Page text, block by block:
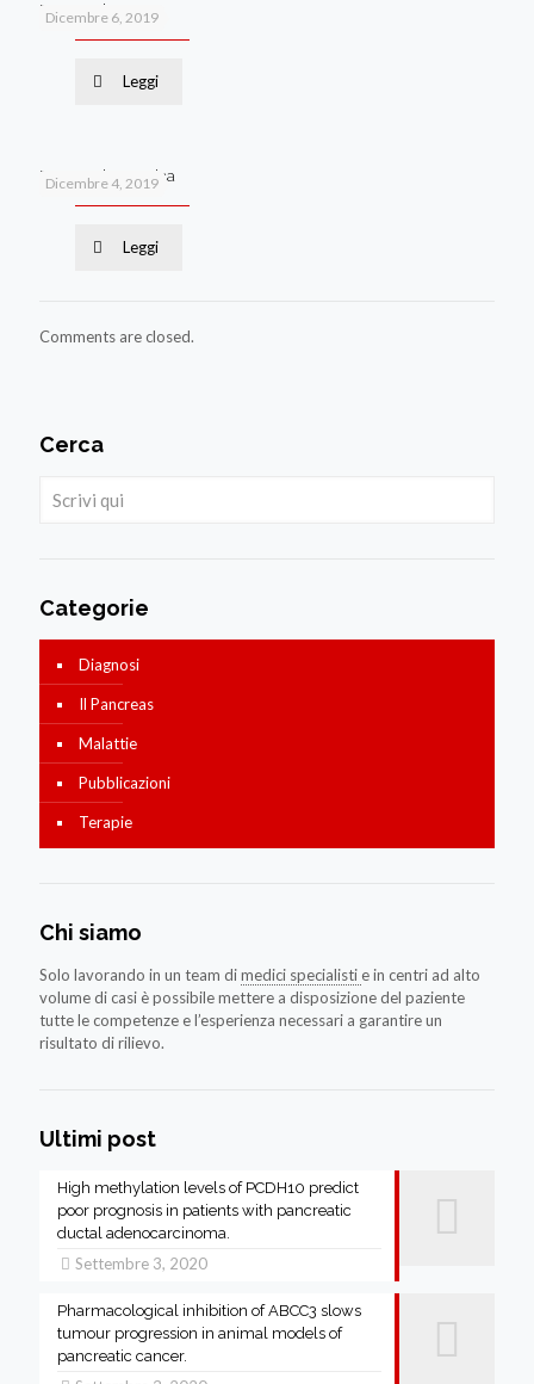
Dicembre 6, 2019
Pancreatite acuta
Leggi
Dicembre 4, 2019
Pancreatite cronica
Leggi
Comments are closed.
Cerca
Categorie
Diagnosi
Il Pancreas
Malattie
Pubblicazioni
Terapie
Chi siamo
Solo lavorando in un team dimedici specialistie in centri ad alto
volume di casi è possibile mettere a disposizione del paziente
tutte le competenze e l’esperienza necessari a garantire un
risultato di rilievo.
Ultimi post
High methylation levels of PCDH10 predict
poor prognosis in patients with pancreatic
ductal adenocarcinoma.
Settembre 3, 2020
Pharmacological inhibition of ABCC3 slows
tumour progression in animal models of
pancreatic cancer.